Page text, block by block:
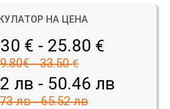
НА ЦЕНА
€ - 25.80 €
- 33.50 €
лв - 50.46 лв
лв - 65.52 лв